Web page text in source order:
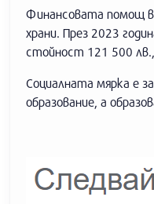
Финансовата помощ в
храни. През 2023
стойност 121 500
Социалната мярка е
образование, а